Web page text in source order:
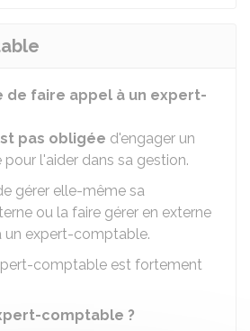
de faire appel à un expert-
pas obligée d'engager un
l'aider dans sa gestion.
gérer elle-même sa
ou la faire gérer en externe
un expert-comptable.
comptable est fortement
comptable ?